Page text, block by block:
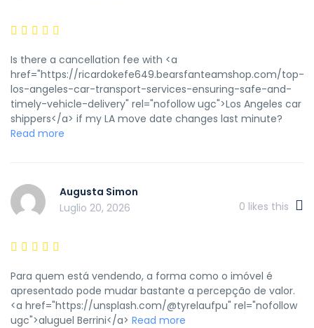
Is there a cancellation fee with <a
href="https://ricardokefe649.bearsfanteamshop.com/top-
los-angeles-car-transport-services-ensuring-safe-and-
timely-vehicle-delivery" rel="nofollow ugc">Los Angeles car
shippers</a> if my LA move date changes last minute?
Read more
Augusta Simon
Luglio 20, 2026
0 likes this
Para quem está vendendo, a forma como o imóvel é
apresentado pode mudar bastante a percepção de valor.
<a href="https://unsplash.com/@tyrelaufpu" rel="nofollow
ugc">aluguel Berrini</a> Read more